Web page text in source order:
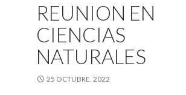
REUNION EN
CIENCIAS
NATURALES
25 OCTUBRE, 2022